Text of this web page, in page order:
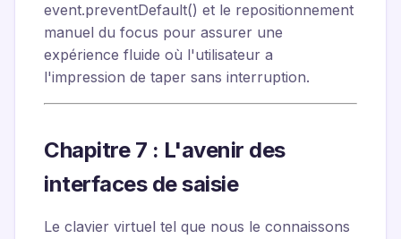
event.preventDefault() et le repositionnement
manuel du focus pour assurer une
expérience fluide où l'utilisateur a
l'impression de taper sans interruption.
Chapitre 7 : L'avenir des
interfaces de saisie
Le clavier virtuel tel que nous le connaissons